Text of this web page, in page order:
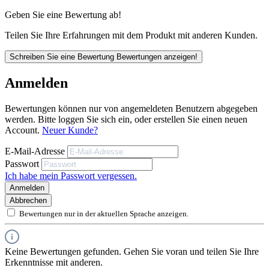
Geben Sie eine Bewertung ab!
Teilen Sie Ihre Erfahrungen mit dem Produkt mit anderen Kunden.
Schreiben Sie eine Bewertung Bewertungen anzeigen!
Anmelden
Bewertungen können nur von angemeldeten Benutzern abgegeben
werden. Bitte loggen Sie sich ein, oder erstellen Sie einen neuen
Account. Neuer Kunde?
E-Mail-Adresse
Passwort
Ich habe mein Passwort vergessen.
Anmelden
Abbrechen
Bewertungen nur in der aktuellen Sprache anzeigen.
Keine Bewertungen gefunden. Gehen Sie voran und teilen Sie Ihre
Erkenntnisse mit anderen.